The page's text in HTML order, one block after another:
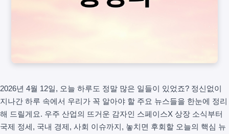
2026년 4월 12일, 오늘 하루도 정말 많은 일들이 있었죠? 정신없이
지나간 하루 속에서 우리가 꼭 알아야 할 주요 뉴스들을 한눈에 정리
해 드릴게요. 우주 산업의 뜨거운 감자인 스페이스X 상장 소식부터
국제 정세, 국내 경제, 사회 이슈까지, 놓치면 후회할 오늘의 핵심 뉴